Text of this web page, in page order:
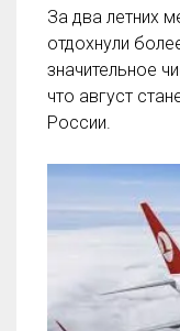
За два летних
отдохнули
значительное
что август
России.